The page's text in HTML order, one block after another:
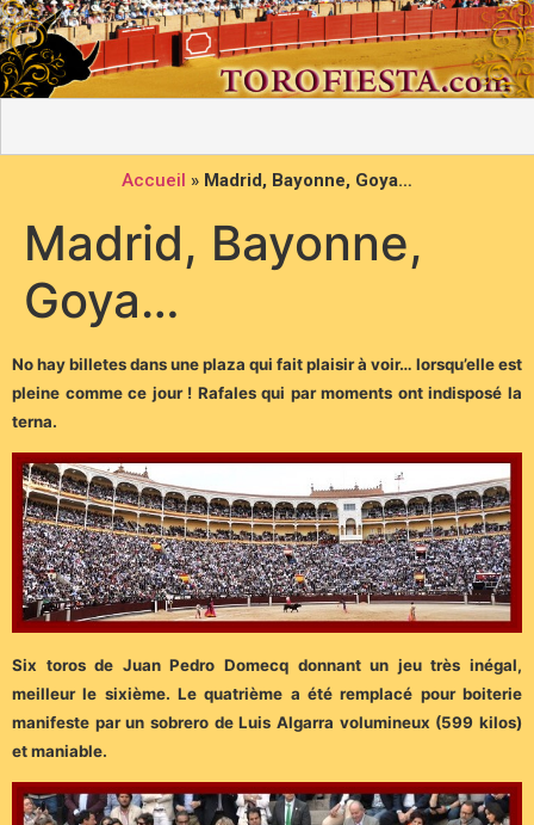
Accueil » Madrid, Bayonne, Goya…
Madrid, Bayonne,
Goya…
No hay billetes dans une plaza qui fait plaisir à voir… lorsqu’elle est
pleine comme ce jour ! Rafales qui par moments ont indisposé la
terna.
Six toros de Juan Pedro Domecq donnant un jeu très inégal,
meilleur le sixième. Le quatrième a été remplacé pour boiterie
manifeste par un sobrero de Luis Algarra volumineux (599 kilos)
et maniable.